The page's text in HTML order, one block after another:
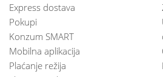
Express dostava
Pokupi
Konzum SMART
Mobilna aplikacija
Plaćanje režija